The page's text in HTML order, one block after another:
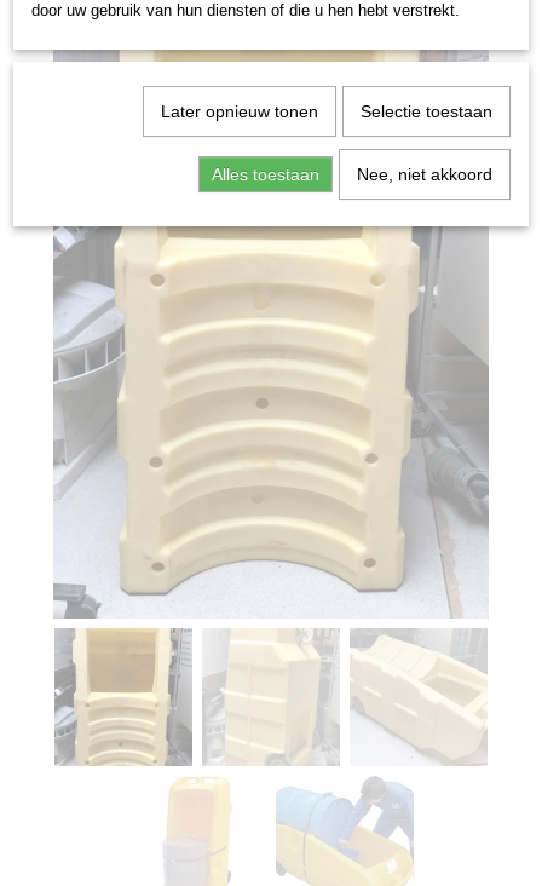
door uw gebruik van hun diensten of die u hen hebt verstrekt.
Later opnieuw tonen Selectie toestaan
Alles toestaan Nee, niet akkoord